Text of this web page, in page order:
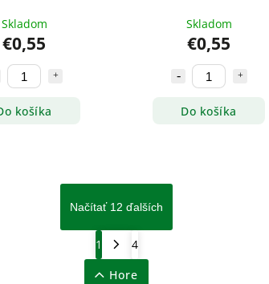
Skladom
€0,55
košíka
Skladom
€0,55
Do košíka
Načítať 12 ďalších
1
4
Hore